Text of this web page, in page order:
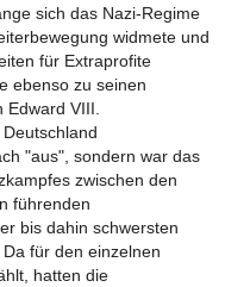
sich das Nazi-Regime
widmete und
für Extraprofite
ebenso zu seinen
VIII.
"aus", sondern war das
zwischen den
führenden
bis dahin schwersten
für den einzelnen
hatten die